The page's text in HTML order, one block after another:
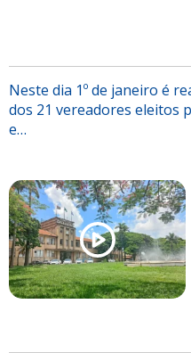
Neste dia 1º de janeiro é
dos 21 vereadores eleitos
e…